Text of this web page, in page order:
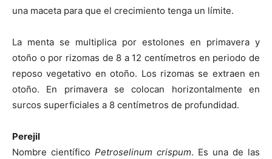
una maceta para que el crecimiento tenga un límite.
La menta se multiplica por estolones en primavera y
otoño o por rizomas de 8 a 12 centímetros en periodo de
reposo vegetativo en otoño. Los rizomas se extraen en
otoño. En primavera se colocan horizontalmente en
surcos superficiales a 8 centímetros de profundidad.
Perejil
Nombre científico Petroselinum crispum. Es una de las